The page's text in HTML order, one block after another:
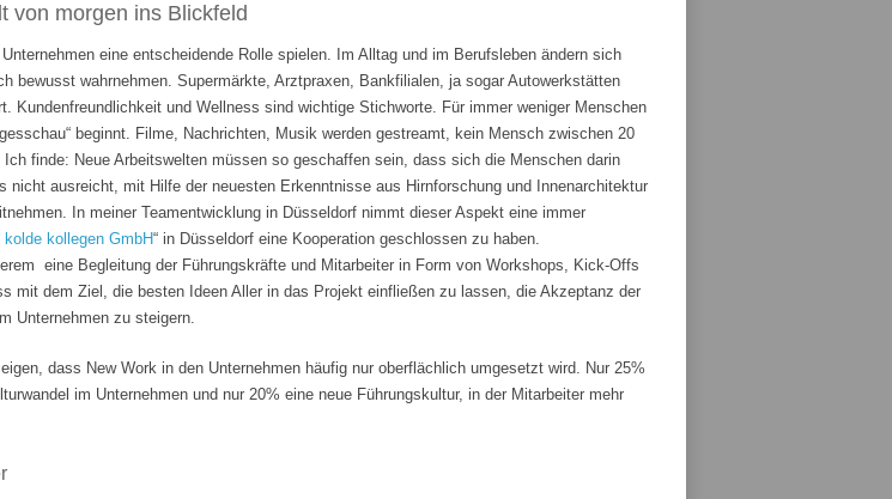
von morgen ins Blickfeld
eine entscheidende Rolle spielen. Im Alltag und im Berufsleben ändern sich
bewusst wahrnehmen. Supermärkte, Arztpraxen, Bankfilialen, ja sogar Autowerkstätten
Kundenfreundlichkeit und Wellness sind wichtige Stichworte. Für immer weniger Menschen
beginnt. Filme, Nachrichten, Musik werden gestreamt, kein Mensch zwischen 20
finde: Neue Arbeitswelten müssen so geschaffen sein, dass sich die Menschen darin
ausreicht, mit Hilfe der neuesten Erkenntnisse aus Hirnforschung und Innenarchitektur
In meiner Teamentwicklung in Düsseldorf nimmt dieser Aspekt eine immer
kolde kollegen GmbH“ in Düsseldorf eine Kooperation geschlossen zu haben.
eine Begleitung der Führungskräfte und Mitarbeiter in Form von Workshops, Kick-Offs
mit dem Ziel, die besten Ideen Aller in das Projekt einfließen zu lassen, die Akzeptanz der
Unternehmen zu steigern.
dass New Work in den Unternehmen häufig nur oberflächlich umgesetzt wird. Nur 25%
im Unternehmen und nur 20% eine neue Führungskultur, in der Mitarbeiter mehr